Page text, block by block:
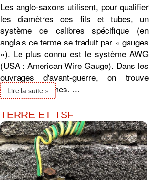
Les anglo-saxons utilisent, pour qualifier
les diamètres des fils et tubes, un
système de calibres spécifique (en
anglais ce terme se traduit par « gauges
»). Le plus connu est le système AWG
(USA : American Wire Gauge). Dans les
ouvrages d'avant-guerre, on trouve
d'autres systèmes. ...
Lire la suite »
TERRE ET TSF